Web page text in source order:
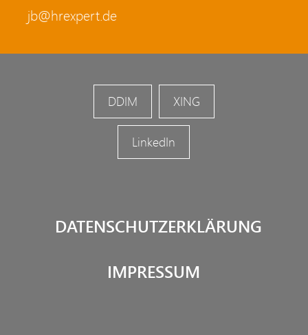
jb@hrexpert.de
DDIM XING
LinkedIn
DATENSCHUTZERKLÄRUNG
IMPRESSUM